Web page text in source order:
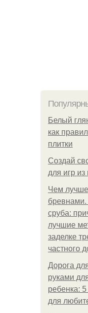
Белый
как
плитки
Создай
для игр
Чем
сруба:
лучшие
заделке
частного
Дорога
руками
ребенка:
для